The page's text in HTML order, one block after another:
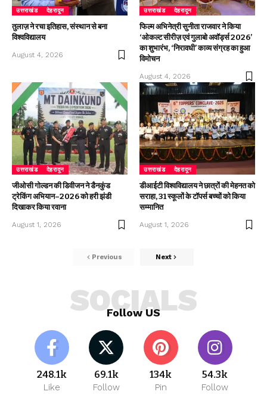
उत्तराखंड देहरादून
तुलाज़ ने रचा इतिहास, संस्थान से बना
विश्वविद्यालय
August 4, 2026
उत्तराखंड देहरादून
फिल्म अभिनेत्री सुनीता राजवार ने किया
‘ओकल्ट सीरीज़ एवं गुलाबो अवॉर्ड्स 2026’
का शुभारंभ, ‘निरावधी’ काव्य संग्रह का हुआ
विमोचन
August 4, 2026
उत्तराखंड देहरादून
जीओसी गोल्डन की डिवीजन ने डैनकुंड
ट्रेकिंग अभियान–2026 को हरी झंडी
दिखाकर किया रवाना
August 1, 2026
उत्तराखंड देहरादून
डीआईटी विश्वविद्यालय ने छात्रों की मेहनत को
सराहा, 31 स्कूलों के टॉपर्स बच्चों को किया
सम्मानित
August 1, 2026
Previous Next
Follow US
SOCIALS
248.1k
Like
69.1k
Follow
134k
Pin
54.3k
Follow